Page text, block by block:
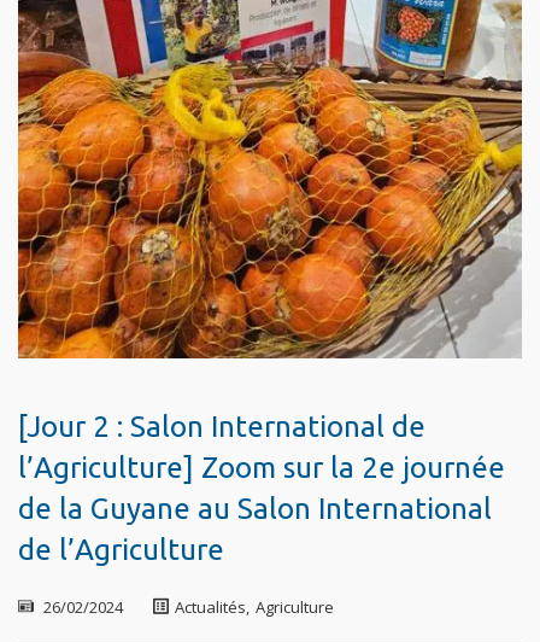
[Jour 2 : Salon International de
l’Agriculture] Zoom sur la 2e journée
de la Guyane au Salon International
de l’Agriculture
26/02/2024 Actualités, Agriculture